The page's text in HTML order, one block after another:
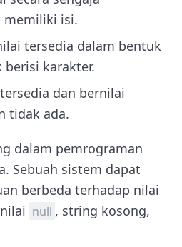
memiliki isi.
tersedia dalam bentuk
karakter.
dan bernilai
tidak ada.
dalam pemrograman
Sebuah sistem dapat
berbeda terhadap nilai
null , string kosong,